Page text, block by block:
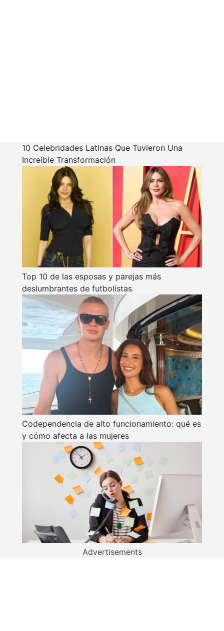
10 Celebridades Latinas Que Tuvieron Una
Increíble Transformación
Top 10 de las esposas y parejas más
deslumbrantes de futbolistas
Codependencia de alto funcionamiento: qué es
y cómo afecta a las mujeres
Advertisements